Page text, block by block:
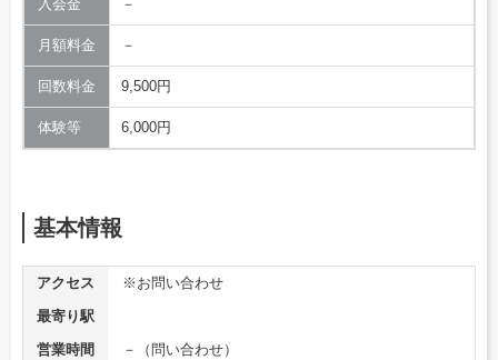
入会金 －
月額料金 －
回数料金 9,500円
体験等 6,000円
基本情報
アクセス
※お問い合わせ
最寄り駅
営業時間
－（問い合わせ）